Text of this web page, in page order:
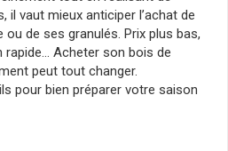
il vaut mieux anticiper l’achat de
de ses granulés. Prix plus bas,
rapide… Acheter son bois de
peut tout changer.
pour bien préparer votre saison